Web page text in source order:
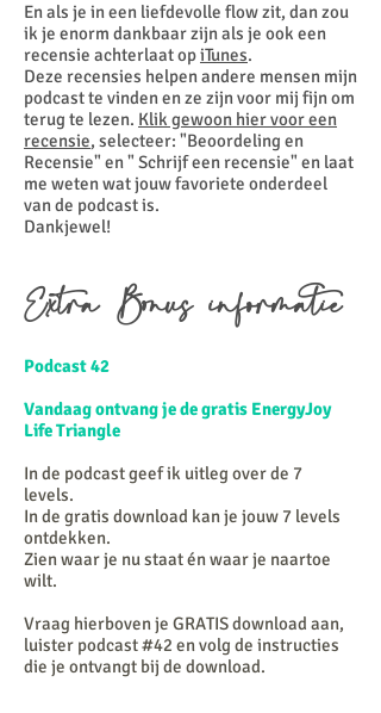
En als je in een liefdevolle flow zit, dan zou
ik je enorm dankbaar zijn als je ook een
recensie achterlaat opiTunes.
Deze recensies helpen andere mensen mijn
podcast te vinden en ze zijn voor mij fijn om
terug te lezen. Klik gewoon hier voor een
recensie, selecteer: "Beoordeling en
Recensie" en " Schrijf een recensie" en laat
me weten wat jouw favoriete onderdeel
van de podcast is.
Dankjewel!
Extra Bonus informatie
Podcast 42
Vandaag ontvang je de gratis EnergyJoy
Life Triangle
In de podcast geef ik uitleg over de 7
levels.
In de gratis download kan je jouw 7 levels
ontdekken.
Zien waar je nu staat én waar je naartoe
wilt.
Vraag hierboven je GRATIS download aan,
luister podcast #42 en volg de instructies
die je ontvangt bij de download. ​